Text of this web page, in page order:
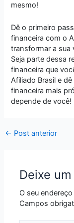
mesmo!
Dê o primeiro
financeira com o
transformar a sua
Seja parte dessa
financeira que
Afiliado Brasil e
financeira mais
depende de você!
← Post anterior
Deixe
O seu
Campos